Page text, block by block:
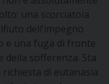
una scorciatoia
dell’impegno
e una fuga di fronte
della sofferenza. Sta
di eutanasia